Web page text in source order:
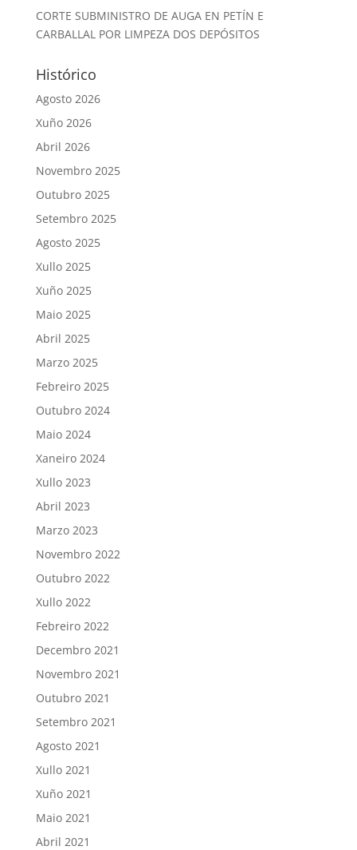
CORTE SUBMINISTRO DE AUGA EN PETÍN E
CARBALLAL POR LIMPEZA DOS DEPÓSITOS
Histórico
Agosto 2026
Xuño 2026
Abril 2026
Novembro 2025
Outubro 2025
Setembro 2025
Agosto 2025
Xullo 2025
Xuño 2025
Maio 2025
Abril 2025
Marzo 2025
Febreiro 2025
Outubro 2024
Maio 2024
Xaneiro 2024
Xullo 2023
Abril 2023
Marzo 2023
Novembro 2022
Outubro 2022
Xullo 2022
Febreiro 2022
Decembro 2021
Novembro 2021
Outubro 2021
Setembro 2021
Agosto 2021
Xullo 2021
Xuño 2021
Maio 2021
Abril 2021